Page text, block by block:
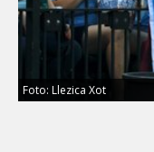
Foto: Llezica Xot